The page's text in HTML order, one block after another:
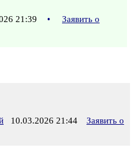
21:39 •
Заявить о
10.03.2026 21:44
Заявить о